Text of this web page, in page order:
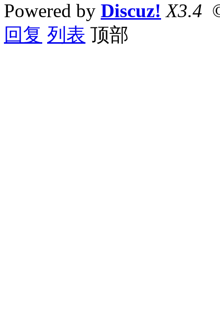
Powered by Discuz! X3.4
回复 列表 顶部